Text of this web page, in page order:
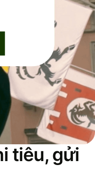
tiêu, gửi